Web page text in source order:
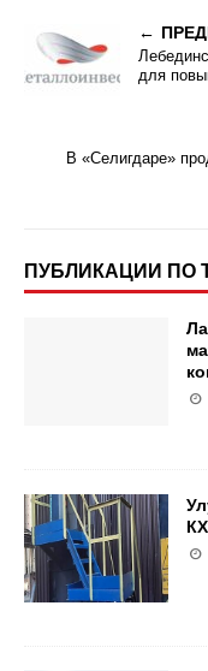
для
В «Селигдаре»
ПУБЛИКАЦИИ ПО